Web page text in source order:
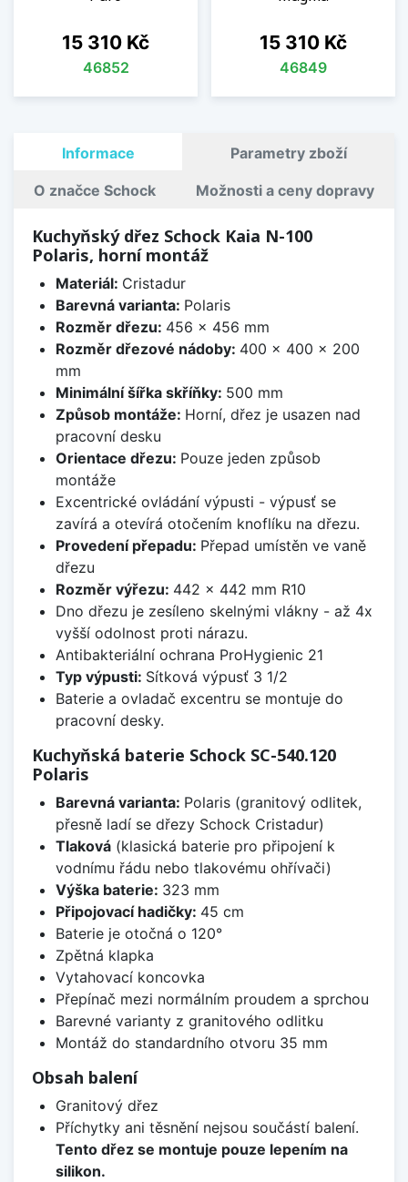
Cena
15 310 Kč
46852
Cena
15 310 Kč
46849
Informace Parametry zboží
O značce Schock Možnosti a ceny dopravy
Kuchyňský dřez Schock Kaia N-100
Polaris, horní montáž
Materiál: Cristadur
Barevná varianta: Polaris
Rozměr dřezu: 456 x 456 mm
Rozměr dřezové nádoby: 400 x 400 x 200
mm
Minimální šířka skříňky: 500 mm
Způsob montáže: Horní, dřez je usazen nad
pracovní desku
Orientace dřezu: Pouze jeden způsob
montáže
Excentrické ovládání výpusti - výpusť se
zavírá a otevírá otočením knoflíku na dřezu.
Provedení přepadu: Přepad umístěn ve vaně
dřezu
Rozměr výřezu: 442 x 442 mm R10
Dno dřezu je zesíleno skelnými vlákny - až 4x
vyšší odolnost proti nárazu.
Antibakteriální ochrana ProHygienic 21
Typ výpusti: Sítková výpusť 3 1/2
Baterie a ovladač excentru se montuje do
pracovní desky.
Kuchyňská baterie Schock SC-540.120
Polaris
Barevná varianta: Polaris (granitový odlitek,
přesně ladí se dřezy Schock Cristadur)
Tlaková(klasická baterie pro připojení k
vodnímu řádu nebo tlakovému ohřívači)
Výška baterie: 323 mm
Připojovací hadičky: 45 cm
Baterie je otočná o 120°
Zpětná klapka
Vytahovací koncovka
Přepínač mezi normálním proudem a sprchou
Barevné varianty z granitového odlitku
Montáž do standardního otvoru 35 mm
Obsah balení
Granitový dřez
Příchytky ani těsnění nejsou součástí balení.
Tento dřez se montuje pouze lepením na
silikon.